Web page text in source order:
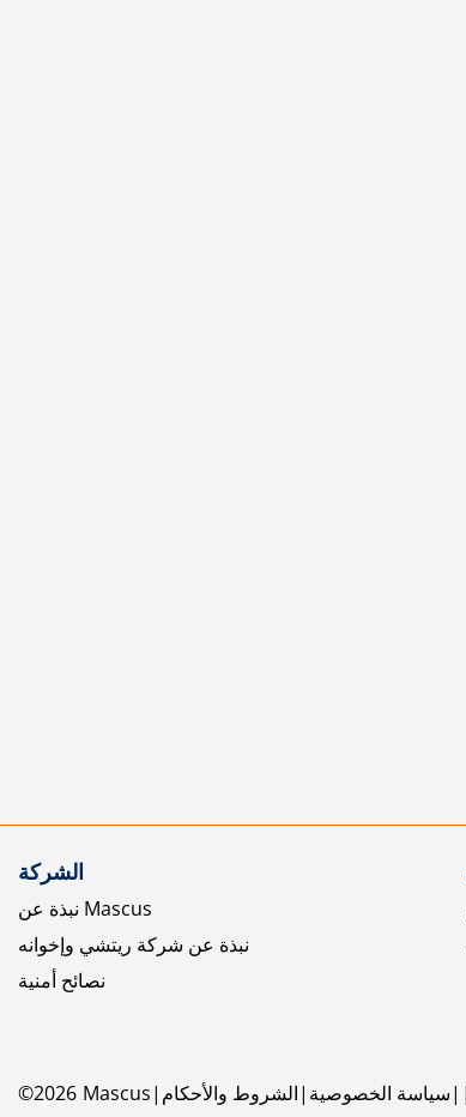
الشركة
نبذة عن Mascus
نبذة عن شركة ريتشي وإخوانه
نصائح أمنية
©2026 Mascus الشروط والأحكام سياسة الخصوصية